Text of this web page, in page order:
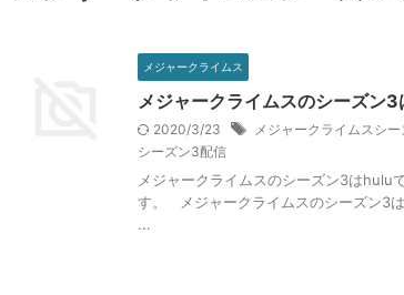
メジャークライムス
メジャークライムスのシーズン
2020/3/23 メジャークライムスシ
シーズン3配信
メジャークライムスのシーズン3はhulu
す。 メジャークライムスのシーズン3
...